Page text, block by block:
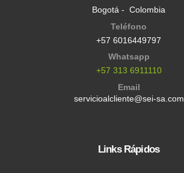
Bogotá - Colombia
Teléfono
+57 6016449797
Whatsapp
+57 313 6911110
Email
servicioalcliente@sei-sa.com
Links Rápidos